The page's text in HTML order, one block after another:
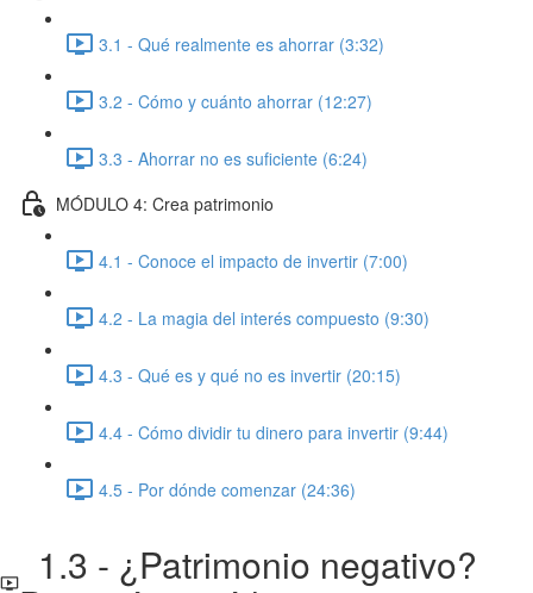
3.1 - Qué realmente es ahorrar (3:32)
3.2 - Cómo y cuánto ahorrar (12:27)
3.3 - Ahorrar no es suficiente (6:24)
MÓDULO 4: Crea patrimonio
4.1 - Conoce el impacto de invertir (7:00)
4.2 - La magia del interés compuesto (9:30)
4.3 - Qué es y qué no es invertir (20:15)
4.4 - Cómo dividir tu dinero para invertir (9:44)
4.5 - Por dónde comenzar (24:36)
1.3 - ¿Patrimonio negativo?